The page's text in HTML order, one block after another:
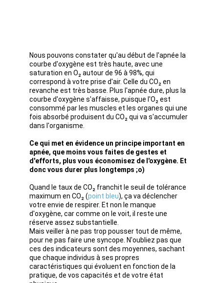
Nous pouvons constater qu'au début de l'apnée la
courbe d'oxygène est très haute, avec une
saturation en O₂ autour de 96 à 98%, qui
correspond à votre prise d'air. Celle du CO₂ en
revanche est très basse. Plus l'apnée dure, plus la
courbe d'oxygène s'affaisse, puisque l'O₂ est
consommé par les muscles et les organes qui une
fois absorbé produisent du CO₂ qui va s'accumuler
dans l'organisme.
Ce qui met en évidence un principe important en
apnée, que moins vous faites de gestes et
d'efforts, plus vous économisez de l'oxygène. Et
donc vous durer plus longtemps ;o)
Quand le taux de CO₂ franchit le seuil de tolérance
maximum en CO₂ (point bleu), ça va déclencher
votre envie de respirer. Et non le manque
d'oxygène, car comme on le voit, il reste une
réserve assez substantielle.
Mais veiller à ne pas trop pousser tout de même,
pour ne pas faire une syncope. N'oubliez pas que
ces des indicateurs sont des moyennes, sachant
que chaque individus à ses propres
caractéristiques qui évoluent en fonction de la
pratique, de vos capacités et de votre état